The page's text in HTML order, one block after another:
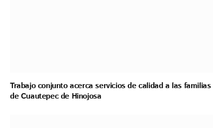
Trabajo conjunto acerca servicios de calidad a las familias
de Cuautepec de Hinojosa